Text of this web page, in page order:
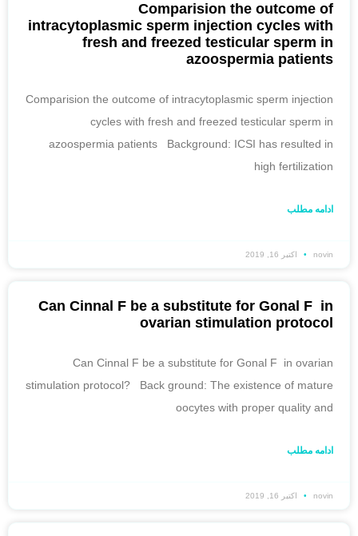
Comparision the outcome of
intracytoplasmic sperm injection cycles with
fresh and freezed testicular sperm in
azoospermia patients
Comparision the outcome of intracytoplasmic sperm injection
cycles with fresh and freezed testicular sperm in
azoospermia patients Background: ICSI has resulted in
high fertilization
ادامه مطلب
novin اکتبر 16, 2019
Can Cinnal F be a substitute for Gonal F in
ovarian stimulation protocol
Can Cinnal F be a substitute for Gonal F in ovarian
stimulation protocol? Back ground: The existence of mature
oocytes with proper quality and
ادامه مطلب
novin اکتبر 16, 2019